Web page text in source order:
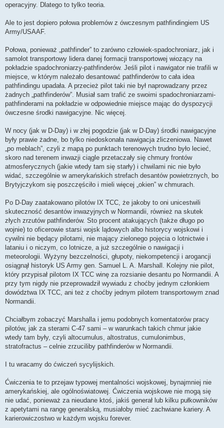
operacyjny. Dlatego to tylko teoria.
Ale to jest dopiero połowa problemów z ówczesnym pathfindingiem US
Army/USAAF.
Połowa, ponieważ „pathfinder” to zarówno człowiek-spadochroniarz, jak i
samolot transportowy lidera danej formacji transportowej wiozący na
pokładzie spadochroniarzy-pathfinderów. Jeśli pilot i nawigator nie trafili w
miejsce, w którym należało desantować pathfinderów to cała idea
pathfindingu upadała. A przecież pilot taki nie był naprowadzany przez
żadnych „pathfinderów”. Musiał sam trafić ze swoimi spadochroniarzami-
pathfinderami na pokładzie w odpowiednie miejsce mając do dyspozycji
ówczesne środki nawigacyjne. Nic więcej.
W nocy (jak w D-Day) i w złej pogodzie (jak w D-Day) środki nawigacyjne
były prawie żadne, bo tylko niedoskonała nawigacja zliczeniowa. Nawet
„po meblach”, czyli z mapą po punktach terenowych trudno było lecieć,
skoro nad terenem inwazji ciągle przetaczały się chmury frontów
atmosferycznych (jakie wtedy tam się starły) i chwilami nic nie było
widać, szczególnie w amerykańskich strefach desantów powietrznych, bo
Brytyjczykom się poszczęściło i mieli więcej „okien” w chmurach.
Po D-Day zaatakowano pilotów IX TCC, że jakoby to oni unicestwili
skuteczność desantów inwazyjnych w Normandii, również na skutek
złych zrzutów pathfinderów. Sto procent atakujących (także długo po
wojnie) to oficerowie starsi wojsk lądowych albo historycy wojskowi i
cywilni nie będący pilotami, nie mający zielonego pojęcia o lotnictwie i
lataniu i o niczym, co lotnicze, a już szczególnie o nawigacji i
meteorologii. Wyżyny bezczelności, głupoty, niekompetencji i arogancji
osiągnął historyk US Army gen. Samuel L. A. Marshall. Kolejny nie pilot,
który przypisał pilotom IX TCC winę za rozsianie desantu po Normandii. A
przy tym nigdy nie przeprowadził wywiadu z choćby jednym członkiem
dowództwa IX TCC, ani też z choćby jednym pilotem transportowym znad
Normandii.
Chciałbym zobaczyć Marshalla i jemu podobnych komentatorów pracy
pilotów, jak za sterami C-47 sami – w warunkach takich chmur jakie
wtedy tam były, czyli altocumulus, altostratus, cumulonimbus,
stratofractus – celnie zrzuciliby pathfinderów w Normandii.
I tu wracamy do ćwiczeń sycylijskich.
Ćwiczenia te to przejaw typowej mentalności wojskowej, bynajmniej nie
amerykańskiej, ale ogólnoświatowej. Ćwiczenia wojskowe nie mogą się
nie udać, ponieważ za nieudane ktoś, jakiś generał lub kilku pułkowników
z apetytami na rangę generalską, musiałoby mieć zachwiane kariery. A
karierowiczostwo w każdym wojsku forever.